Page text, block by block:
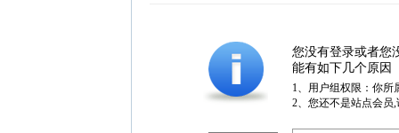
您没有登录或者您
能有如下几个原因
1、用户组权限：你所
2、您还不是站点会员